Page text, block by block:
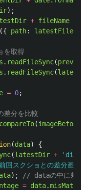
);
+ fileName
({ path: latestFile
を取得
. readFileSync(
. readFileSync(
= 0;
差分を比較
compareTo(imageBefore
(data)
{
(latestDir + '
回スクショとの差分画像
);
// dataの中に差分
= data.